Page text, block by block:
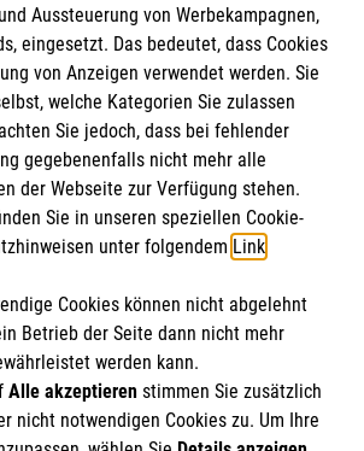
0120 1201 2150 10
uns
2
e.V. ist als eingetragene
Aussteuerung von Werbekampagnen,
eingesetzt. Das bedeutet, dass Cookies
von Anzeigen verwendet werden. Sie
welche Kategorien Sie zulassen
Sie jedoch, dass bei fehlender
gegebenenfalls nicht mehr alle
der Webseite zur Verfügung stehen.
Sie in unseren speziellen Cookie-
unter folgendem Link.
Cookies können nicht abgelehnt
Betrieb der Seite dann nicht mehr
werden kann.
Alle akzeptierenstimmen Sie zusätzlich
nicht notwendigen Cookies zu. Um Ihre